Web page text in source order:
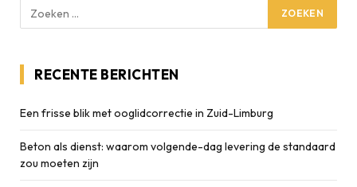
RECENTE BERICHTEN
Een frisse blik met ooglidcorrectie in Zuid-Limburg
Beton als dienst: waarom volgende-dag levering de standaard
zou moeten zijn